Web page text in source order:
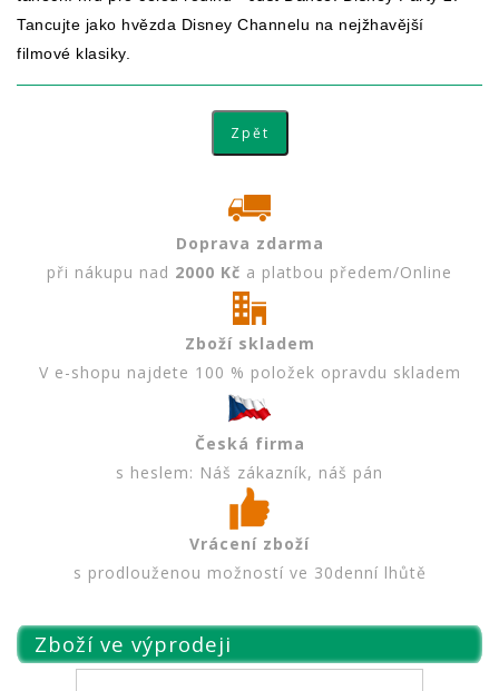
Tancujte jako hvězda Disney Channelu na nejžhavější
filmové klasiky.
Doprava zdarma
při nákupu nad 2000 Kč a platbou předem/Online
Zboží skladem
V e-shopu najdete 100 % položek opravdu skladem
Česká firma
s heslem: Náš zákazník, náš pán
Vrácení zboží
s prodlouženou možností ve 30denní lhůtě
Zboží ve výprodeji